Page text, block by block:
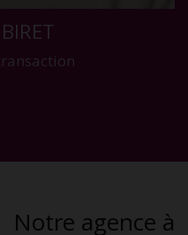
Notre agence à